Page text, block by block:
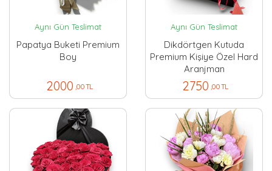
Aynı Gün Teslimat
Papatya Buketi Premium
Boy
2000 ,00 TL
Aynı Gün Teslimat
Dikdörtgen Kutuda
Premium Kişiye Özel Hard
Aranjman
2750 ,00 TL